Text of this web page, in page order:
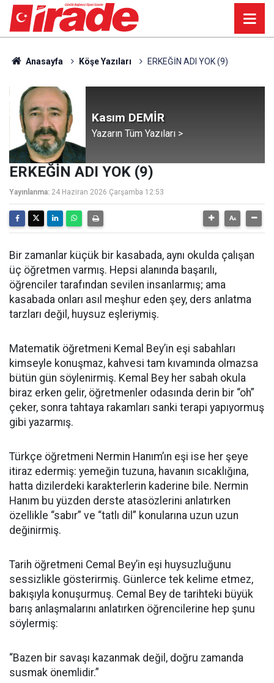
Anasayfa Köşe Yazıları ERKEĞİN ADI YOK (9)
Kasım DEMİR
Yazarın Tüm Yazıları >
ERKEĞİN ADI YOK (9)
Yayınlanma: 24 Haziran 2026 Çarşamba 12:53
Bir zamanlar küçük bir kasabada, aynı okulda çalışan
üç öğretmen varmış. Hepsi alanında başarılı,
öğrenciler tarafından sevilen insanlarmış; ama
kasabada onları asıl meşhur eden şey, ders anlatma
tarzları değil, huysuz eşleriymiş.
Matematik öğretmeni Kemal Bey’in eşi sabahları
kimseyle konuşmaz, kahvesi tam kıvamında olmazsa
bütün gün söylenirmiş. Kemal Bey her sabah okula
biraz erken gelir, öğretmenler odasında derin bir “oh”
çeker, sonra tahtaya rakamları sanki terapi yapıyormuş
gibi yazarmış.
Türkçe öğretmeni Nermin Hanım’ın eşi ise her şeye
itiraz edermiş: yemeğin tuzuna, havanın sıcaklığına,
hatta dizilerdeki karakterlerin kaderine bile. Nermin
Hanım bu yüzden derste atasözlerini anlatırken
özellikle “sabır” ve “tatlı dil” konularına uzun uzun
değinirmiş.
Tarih öğretmeni Cemal Bey’in eşi huysuzluğunu
sessizlikle gösterirmiş. Günlerce tek kelime etmez,
bakışıyla konuşurmuş. Cemal Bey de tarihteki büyük
barış anlaşmalarını anlatırken öğrencilerine hep şunu
söylermiş:
“Bazen bir savaşı kazanmak değil, doğru zamanda
susmak önemlidir.”